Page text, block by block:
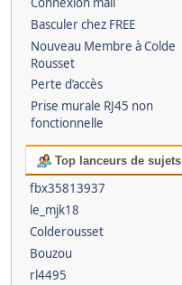
Basculer chez FREE
Nouveau Membre à Colde
Rousset
Perte d’accès
Prise murale RJ45 non
fonctionnelle
Top lanceurs de sujets
fbx35813937
le_mjk18
Colderousset
Bouzou
rl4495